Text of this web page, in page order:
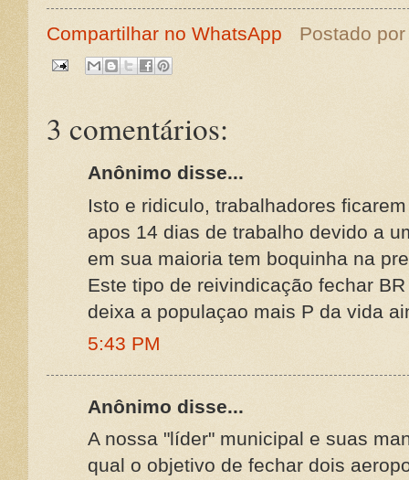
Compartilhar no WhatsApp Postado
3 comentários:
Anônimo disse...
Isto e ridiculo, trabalhadores
apos 14 dias de trabalho devido a
em sua maioria tem boquinha na
Este tipo de reivindicação fechar
deixa a populaçao mais P da vida
5:43 PM
Anônimo disse...
A nossa "líder" municipal e suas
qual o objetivo de fechar dois